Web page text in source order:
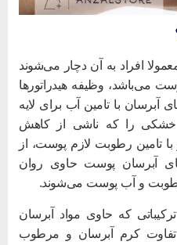
افراد به آن دچار می‌شوند
وظیفه هیدراتورها
با تامین آب برای لایه
را که ناشی از کاهش
رطوبت لازم پوست، از
پوست حاوی روان
و آب پوست می‌شوند.
که حاوی مواد آبرسان
کرم آبرسان و مرطوب